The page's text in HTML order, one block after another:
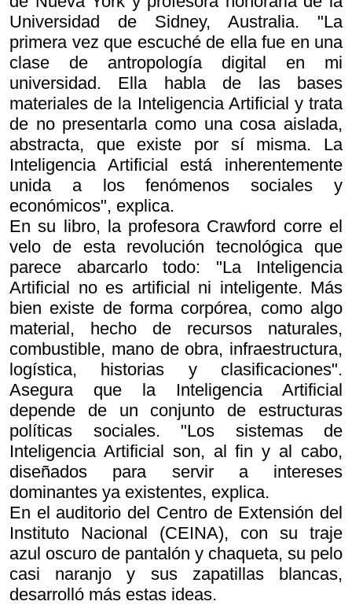
Universidad de Sidney, Australia. "La
primera vez que escuché de ella fue en una
clase de antropología digital en mi
universidad. Ella habla de las bases
materiales de la Inteligencia Artificial y trata
de no presentarla como una cosa aislada,
abstracta, que existe por sí misma. La
Inteligencia Artificial está inherentemente
unida a los fenómenos sociales y
económicos", explica.
En su libro, la profesora Crawford corre el
velo de esta revolución tecnológica que
parece abarcarlo todo: "La Inteligencia
Artificial no es artificial ni inteligente. Más
bien existe de forma corpórea, como algo
material, hecho de recursos naturales,
combustible, mano de obra, infraestructura,
logística, historias y clasificaciones".
Asegura que la Inteligencia Artificial
depende de un conjunto de estructuras
políticas sociales. "Los sistemas de
Inteligencia Artificial son, al fin y al cabo,
diseñados para servir a intereses
dominantes ya existentes, explica.
En el auditorio del Centro de Extensión del
Instituto Nacional (CEINA), con su traje
azul oscuro de pantalón y chaqueta, su pelo
casi naranjo y sus zapatillas blancas,
desarrolló más estas ideas.